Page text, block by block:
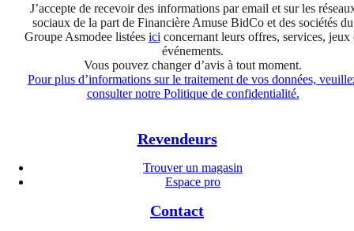
J’accepte de recevoir des informations par email et sur les
sociaux de la part de Financière Amuse BidCo et des sociétés du
Groupe Asmodee listées ici concernant leurs offres, services, jeux
événements.
Vous pouvez changer d’avis à tout moment.
Pour plus d’informations sur le traitement de vos données,
consulter notre Politique de confidentialité.
Revendeurs
Trouver un magasin
Espace pro
Contact